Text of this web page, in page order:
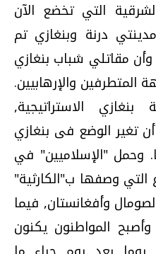
التي تخضع الآن
درنة وبنغازي تم
مقاتلي شباب بنغازي
المتطرفين والإرهابيين.
الاستراتيجية,
تغير الوضع فى بنغازي
وحمل "الإسلاميين" في
التي وصفها ب"الكارثية"
وأفغانستان, فيما
المواطنون يكنون